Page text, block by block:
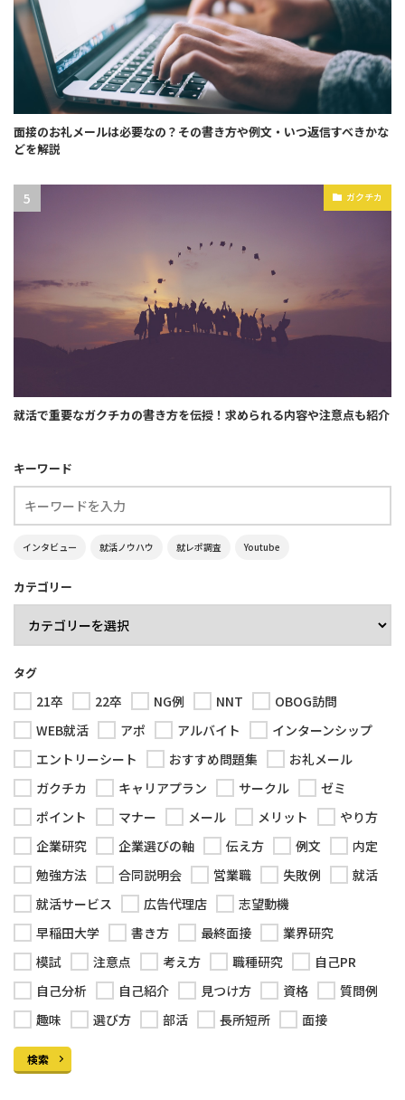
面接のお礼メールは必要なの？その書き方や例文・いつ返信すべきかな
どを解説
ガクチカ
就活で重要なガクチカの書き方を伝授！求められる内容や注意点も紹介
キーワード
インタビュー 就活ノウハウ 就レポ調査 Youtube
カテゴリー
タグ
21卒 22卒 NG例 NNT
OBOG訪問
WEB就活
アポ アルバイト
インターンシップ
エントリーシート
おすすめ問題集
お礼メール
ガクチカ
キャリアプラン サークル
ゼミ
ポイント
マナー メール メリット
やり方
企業研究
企業選びの軸 伝え方 例文
内定
勉強方法
合同説明会 営業職 失敗例
就活
就活サービス
広告代理店
志望動機
早稲田大学
書き方 最終面接
業界研究
模試
注意点 考え方 職種研究
自己PR
自己分析
自己紹介 見つけ方 資格
質問例
趣味
選び方 部活 長所短所 面接
検索